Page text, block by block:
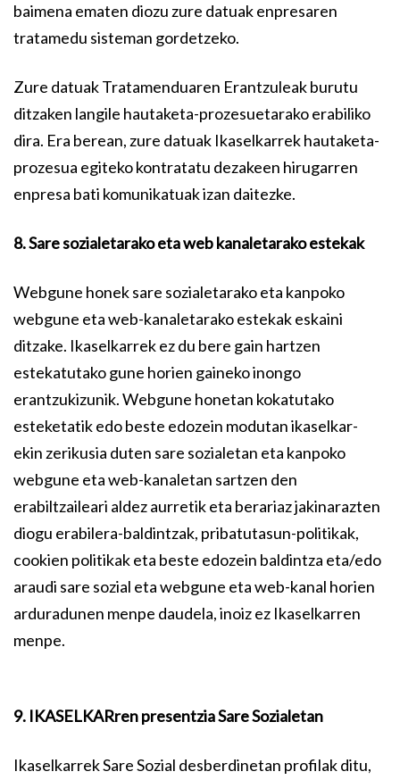
baimena ematen diozu zure datuak enpresaren
tratamedu sisteman gordetzeko.
Zure datuak Tratamenduaren Erantzuleak burutu
ditzaken langile hautaketa-prozesuetarako erabiliko
dira. Era berean, zure datuak Ikaselkarrek hautaketa-
prozesua egiteko kontratatu dezakeen hirugarren
enpresa bati komunikatuak izan daitezke.
8. Sare sozialetarako eta web kanaletarako estekak
Webgune honek sare sozialetarako eta kanpoko
webgune eta web-kanaletarako estekak eskaini
ditzake. Ikaselkarrek ez du bere gain hartzen
estekatutako gune horien gaineko inongo
erantzukizunik. Webgune honetan kokatutako
esteketatik edo beste edozein modutan ikaselkar-
ekin zerikusia duten sare sozialetan eta kanpoko
webgune eta web-kanaletan sartzen den
erabiltzaileari aldez aurretik eta berariaz jakinarazten
diogu erabilera-baldintzak, pribatutasun-politikak,
cookien politikak eta beste edozein baldintza eta/edo
araudi sare sozial eta webgune eta web-kanal horien
arduradunen menpe daudela, inoiz ez Ikaselkarren
menpe.
9. IKASELKARren presentzia Sare Sozialetan
Ikaselkarrek Sare Sozial desberdinetan profilak ditu,